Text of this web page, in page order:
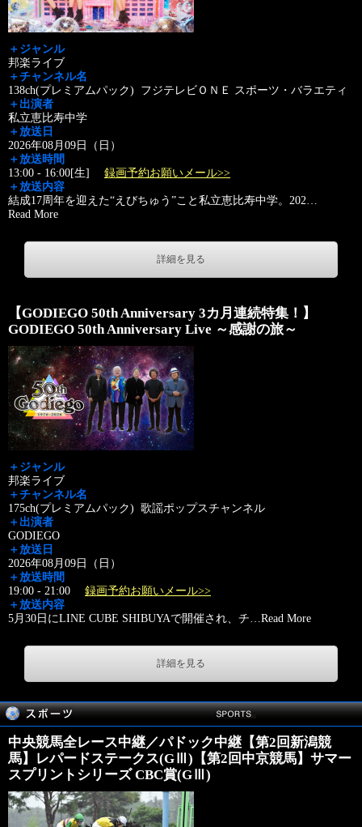
＋ジャンル
邦楽ライブ
＋チャンネル名
138ch(プレミアムパック) フジテレビＯＮＥ スポーツ・バラエティ
＋出演者
私立恵比寿中学
＋放送日
2026年08月09日（日）
＋放送時間
13:00 - 16:00[生] 録画予約お願いメール>>
＋放送内容
結成17周年を迎えた“えびちゅう”こと私立恵比寿中学。202…
Read More
詳細を見る
【GODIEGO 50th Anniversary 3カ月連続特集！】
GODIEGO 50th Anniversary Live ～感謝の旅～
＋ジャンル
邦楽ライブ
＋チャンネル名
175ch(プレミアムパック) 歌謡ポップスチャンネル
＋出演者
GODIEGO
＋放送日
2026年08月09日（日）
＋放送時間
19:00 - 21:00 録画予約お願いメール>>
＋放送内容
5月30日にLINE CUBE SHIBUYAで開催され、チ…Read More
詳細を見る
中央競馬全レース中継／パドック中継【第2回新潟競
馬】レパードステークス(GⅢ)【第2回中京競馬】サマー
スプリントシリーズ CBC賞(GⅢ)